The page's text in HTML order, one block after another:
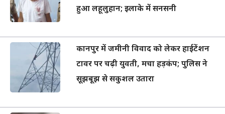
हुआ लहूलुहान; इलाके में सनसनी
कानपुर में जमीनी विवाद को लेकर हाईटेंशन
टावर पर चढ़ी युवती, मचा हड़कंप; पुलिस ने
सूझबूझ से सकुशल उतारा